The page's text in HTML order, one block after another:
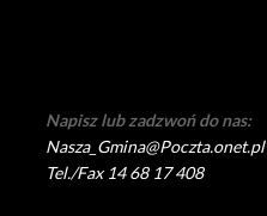
Napisz lub zadzwoń do nas:
Nasza_Gmina@Poczta.onet.pl
Tel./Fax 14 68 17 408